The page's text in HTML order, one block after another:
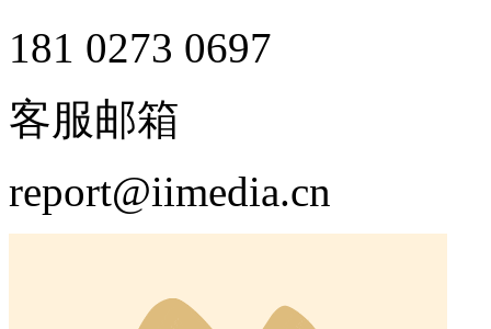
181 0273 0697
客服邮箱
report@iimedia.cn